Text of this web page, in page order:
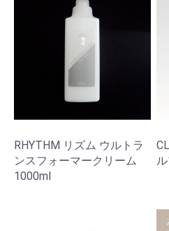
RHYTHM リズム ウルトラ
ンスフォーマークリーム
1000ml